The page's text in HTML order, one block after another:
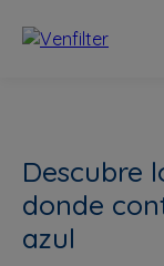
Descubre
donde
azul